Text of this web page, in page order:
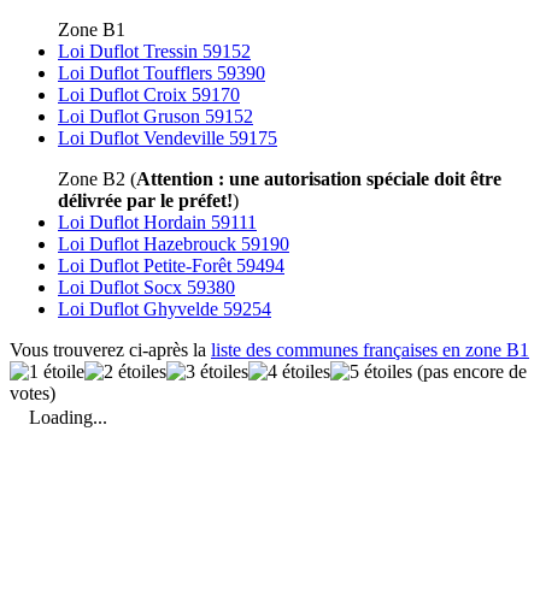
Zone B1
Loi Duflot Tressin 59152
Loi Duflot Toufflers 59390
Loi Duflot Croix 59170
Loi Duflot Gruson 59152
Loi Duflot Vendeville 59175
Zone B2 (Attention : une autorisation spéciale doit être
délivrée par le préfet!)
Loi Duflot Hordain 59111
Loi Duflot Hazebrouck 59190
Loi Duflot Petite-Forêt 59494
Loi Duflot Socx 59380
Loi Duflot Ghyvelde 59254
Vous trouverez ci-après la liste des communes françaises en zone B1
(pas encore de
votes)
Loading...